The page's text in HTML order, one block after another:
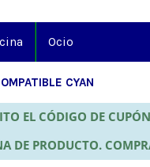
Ocio
CYAN
EL CÓDIGO DE
DE PRODUCTO.